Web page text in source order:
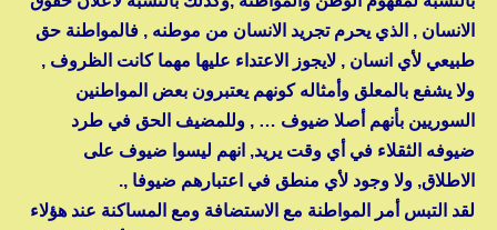
الانسان , الذي يحرم تجريد الانسان من موطنه , فالمواطنة حق
طبيعي لأي انسان , لايجوز الاعتداء عليها مهما كانت الظروف ,
ولا يشفع بالمعلق وأمثاله كونهم يعتبرون بعض المواطنين
السوريين بأنهم أصلا ضيوف … , وللمضيف الحق في طرد
ضيوفه الثقلاء في أي وقت يريد, انهم ليسوا ضيوف على
الاطلاق, ولا وجود لأي منطق في اعتبارهم ضيوفا ,.
لقد التبس أمر المواطنة مع الاستضافة ومع المساكنة عند هؤلاء